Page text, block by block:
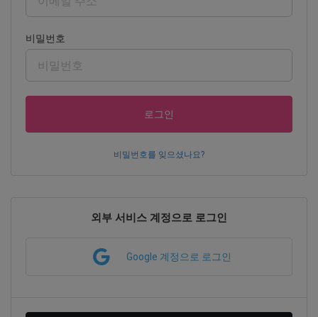
비밀번호
로그인
비밀번호를 잊으셨나요?
외부 서비스 계정으로 로그인
Google 계정으로 로그인